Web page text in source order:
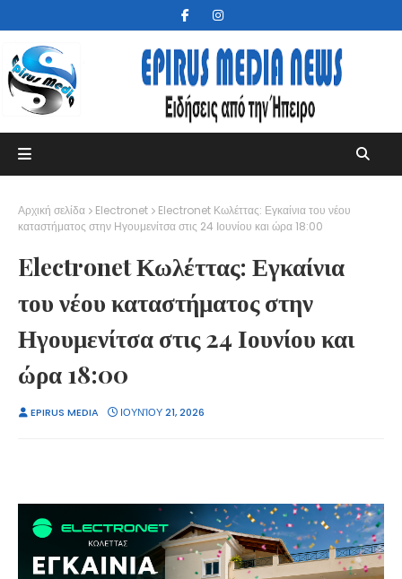
Αρχική σελίδα Electronet
Electronet Κωλέττας: Εγκαίνια του νέου
καταστήματος στην Ηγουμενίτσα στις 24 Ιουνίου και ώρα 18:00
Electronet Κωλέττας: Εγκαίνια
του νέου καταστήματος στην
Ηγουμενίτσα στις 24 Ιουνίου και
ώρα 18:00
EPIRUS MEDIA ΙΟΥΝΊΟΥ 21, 2026